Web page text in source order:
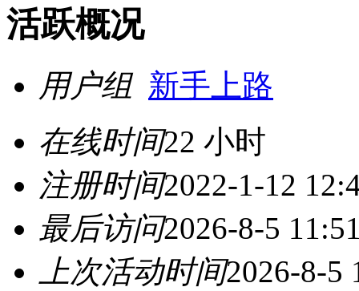
活跃概况
用户组 新手上路
在线时间22 小时
注册时间2022-1-12
最后访问2026-8-5
上次活动时间2026-8-5